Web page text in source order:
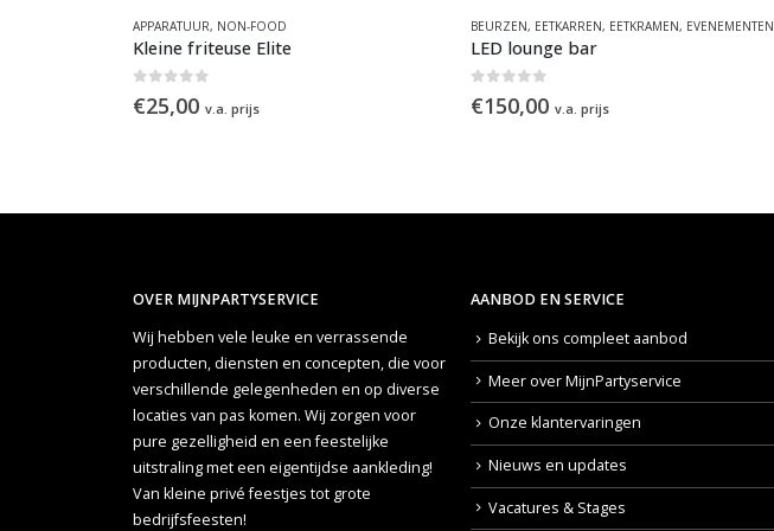
APPARATUUR, NON-FOOD
Kleine friteuse Elite
€25,00 v.a. prijs
BEURZEN, EETKARREN, EETKRAMEN, EVENEMENTEN
LED lounge bar
€150,00 v.a. prijs
OVER MIJNPARTYSERVICE
Wij hebben vele leuke en verrassende
producten, diensten en concepten, die voor
verschillende gelegenheden en op diverse
locaties van pas komen. Wij zorgen voor
pure gezelligheid en een feestelijke
uitstraling met een eigentijdse aankleding!
Van kleine privé feestjes tot grote
bedrijfsfeesten!
AANBOD EN SERVICE
Bekijk ons compleet aanbod
Meer over MijnPartyservice
Onze klantervaringen
Nieuws en updates
Vacatures & Stages